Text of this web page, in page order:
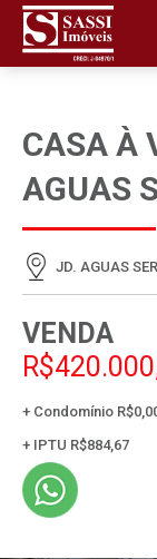
CASA À
AGUAS
JD. AGUAS
VENDA
+ Condomínio
+ IPTU R$884,67